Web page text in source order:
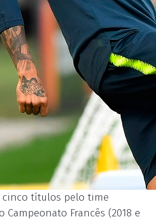
cinco títulos pelo time
Campeonato Francês (2018 e